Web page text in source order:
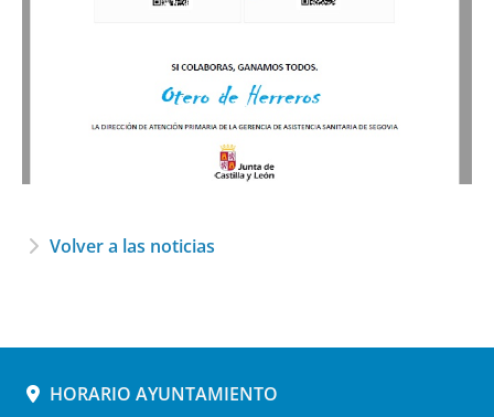
Volver a las noticias
HORARIO AYUNTAMIENTO